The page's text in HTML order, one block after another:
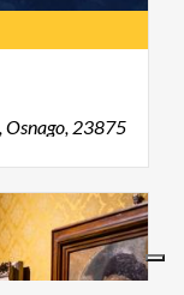
Osnago, 23875